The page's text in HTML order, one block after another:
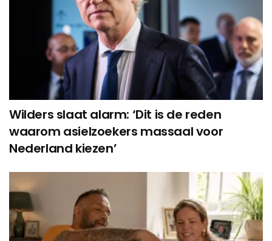
Wilders slaat alarm: ‘Dit is de reden
waarom asielzoekers massaal voor
Nederland kiezen’